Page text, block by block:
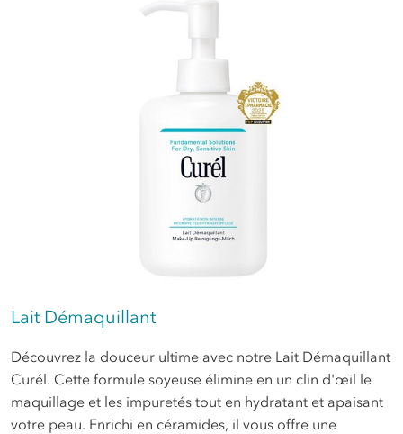
Lait Démaquillant
Découvrez la douceur ultime avec notre Lait Démaquillant
Curél. Cette formule soyeuse élimine en un clin d'œil le
maquillage et les impuretés tout en hydratant et apaisant
votre peau. Enrichi en céramides, il vous offre une